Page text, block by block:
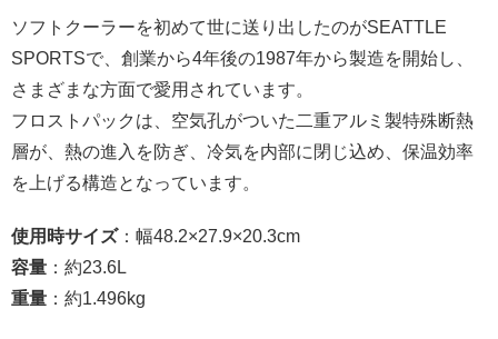
ソフトクーラーを初めて世に送り出したのがSEATTLE
SPORTSで、創業から4年後の1987年から製造を開始し、
さまざまな方面で愛用されています。
フロストパックは、空気孔がついた二重アルミ製特殊断熱
層が、熱の進入を防ぎ、冷気を内部に閉じ込め、保温効率
を上げる構造となっています。
使用時サイズ ：幅48.2×27.9×20.3cm
容量 ：約23.6L
重量 ：約1.496kg